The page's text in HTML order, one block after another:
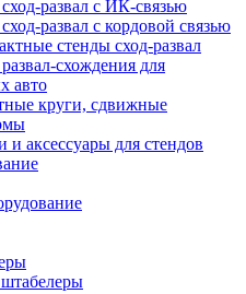
развал с ИК-связью
развал с кордовой связью
стенды сход-развал
схождения для
авто
круги, сдвижные
и аксессуары для стендов